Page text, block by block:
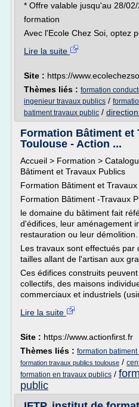
* Offre valable jusqu'au 28/
formation
Avec l'Ecole Chez Soi, optez
Lire la suite
Site : https://
Thèmes liés : formation
ingenieur travaux publics /
batiment travaux public /
Formation Bâtiment et
Toulouse - Action ...
Accueil > Formation >
Bâtiment et Travaux Publics
Formation Bâtiment et Travaux
Formation Bâtiment -Travaux
le domaine du bâtiment fait
d'édifices, leur aménagement
restauration ou leur démolition.
Les travaux sont effectués par
tailles allant de l'artisan aux
Ces édifices construits
collectifs, des maisons
commerciaux et industriels
Lire la suite
Site : https://www.actionfirst.fr
Thèmes liés : formation
formation travaux publics toulouse /
formation en travaux publics /
public